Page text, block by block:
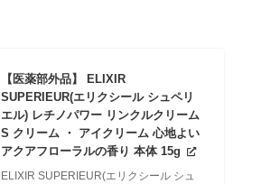
【医薬部外品】 ELIXIR
SUPERIEUR(エリクシール シュペリ
エル) レチノパワー リンクルクリーム
S クリーム ・ アイクリーム 心地よい
アクアフローラルの香り 本体 15g
ELIXIR SUPERIEUR(エリクシール シュ